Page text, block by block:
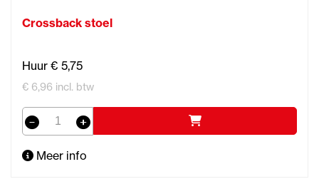
Crossback stoel
Huur € 5,75
€ 6,96 incl. btw
Meer info